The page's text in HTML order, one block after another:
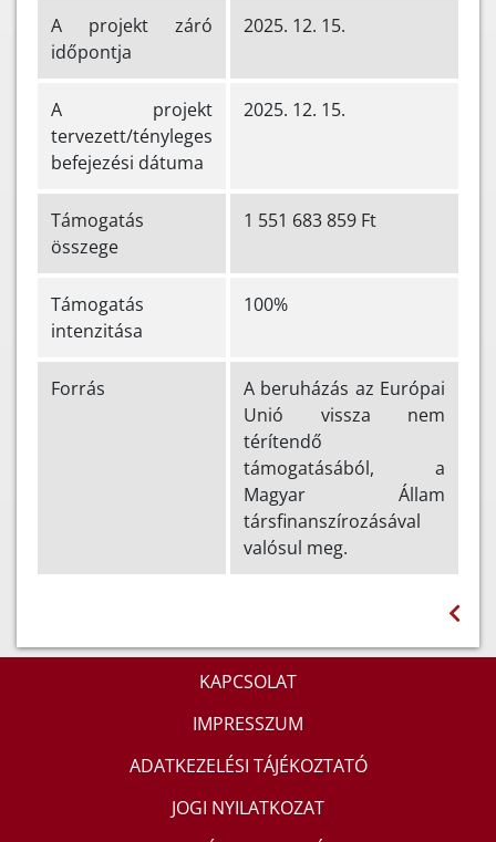
A projekt záró
időpontja
2025. 12. 15.
A projekt
tervezett/tényleges
befejezési dátuma
2025. 12. 15.
Támogatás
összege
1 551 683 859 Ft
Támogatás
intenzitása
100%
Forrás
A beruházás az Európai
Unió vissza nem
térítendő
támogatásából, a
Magyar Állam
társfinanszírozásával
valósul meg.
KAPCSOLAT
IMPRESSZUM
ADATKEZELÉSI TÁJÉKOZTATÓ
JOGI NYILATKOZAT